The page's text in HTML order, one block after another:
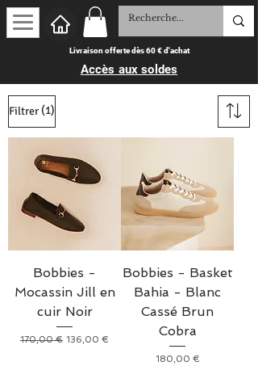
Livraison offerte dès 60 € d'achat
Accès aux soldes
Filtrer (1)
Bobbies -
Mocassin Jill en
cuir Noir
Prix original
170,00 € Prix promotionnel
136,00 €
Bobbies - Basket
Bahia - Blanc
Cassé Brun
Cobra
Prix
180,00 €